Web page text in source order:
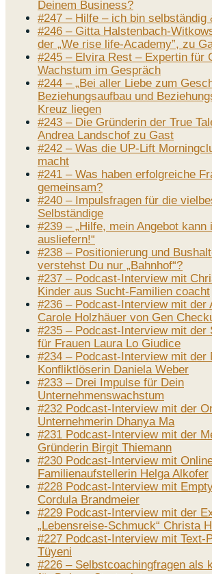
Deinem Business?
#247 – Hilfe – ich bin selbständig
#246 – Gitta Halstenbach-
der „We rise life-Academy”, zu
#245 – Elvira Rest – Expertin für
Wachstum im Gespräch
#244 – „Bei aller Liebe zum
Beziehungsaufbau und
Kreuz liegen
#243 – Die Gründerin der True
Andrea Landschof zu Gast
#242 – Was die UP-Lift
macht
#241 – Was haben erfolgreiche
gemeinsam?
#240 – Impulsfragen für die
Selbständige
#239 – „Hilfe, mein Angebot
ausliefern!“
#238 – Positionierung und
verstehst Du nur „Bahnhof“?
#237 – Podcast-Interview mit
Kinder aus Sucht-Familien coacht
#236 – Podcast-Interview mit der
Carole Holzhäuer von Gen
#235 – Podcast-Interview mit der
für Frauen Laura Lo Giudice
#234 – Podcast-Interview mit der
Konfliktlöserin Daniela Weber
#233 – Drei Impulse für Dein
Unternehmenswachstum
#232 Podcast-Interview mit der
Unternehmerin Dhanya Ma
#231 Podcast-Interview mit der
Gründerin Birgit Thiemann
#230 Podcast-Interview mit
Familienaufstellerin Helga Alkofer
#228 Podcast-Interview mit
Cordula Brandmeier
#229 Podcast-Interview mit der
„Lebensreise-Schmuck“ Christa
#227 Podcast-Interview mit Text-
Tüyeni
#226 – Selbstcoachingfragen als